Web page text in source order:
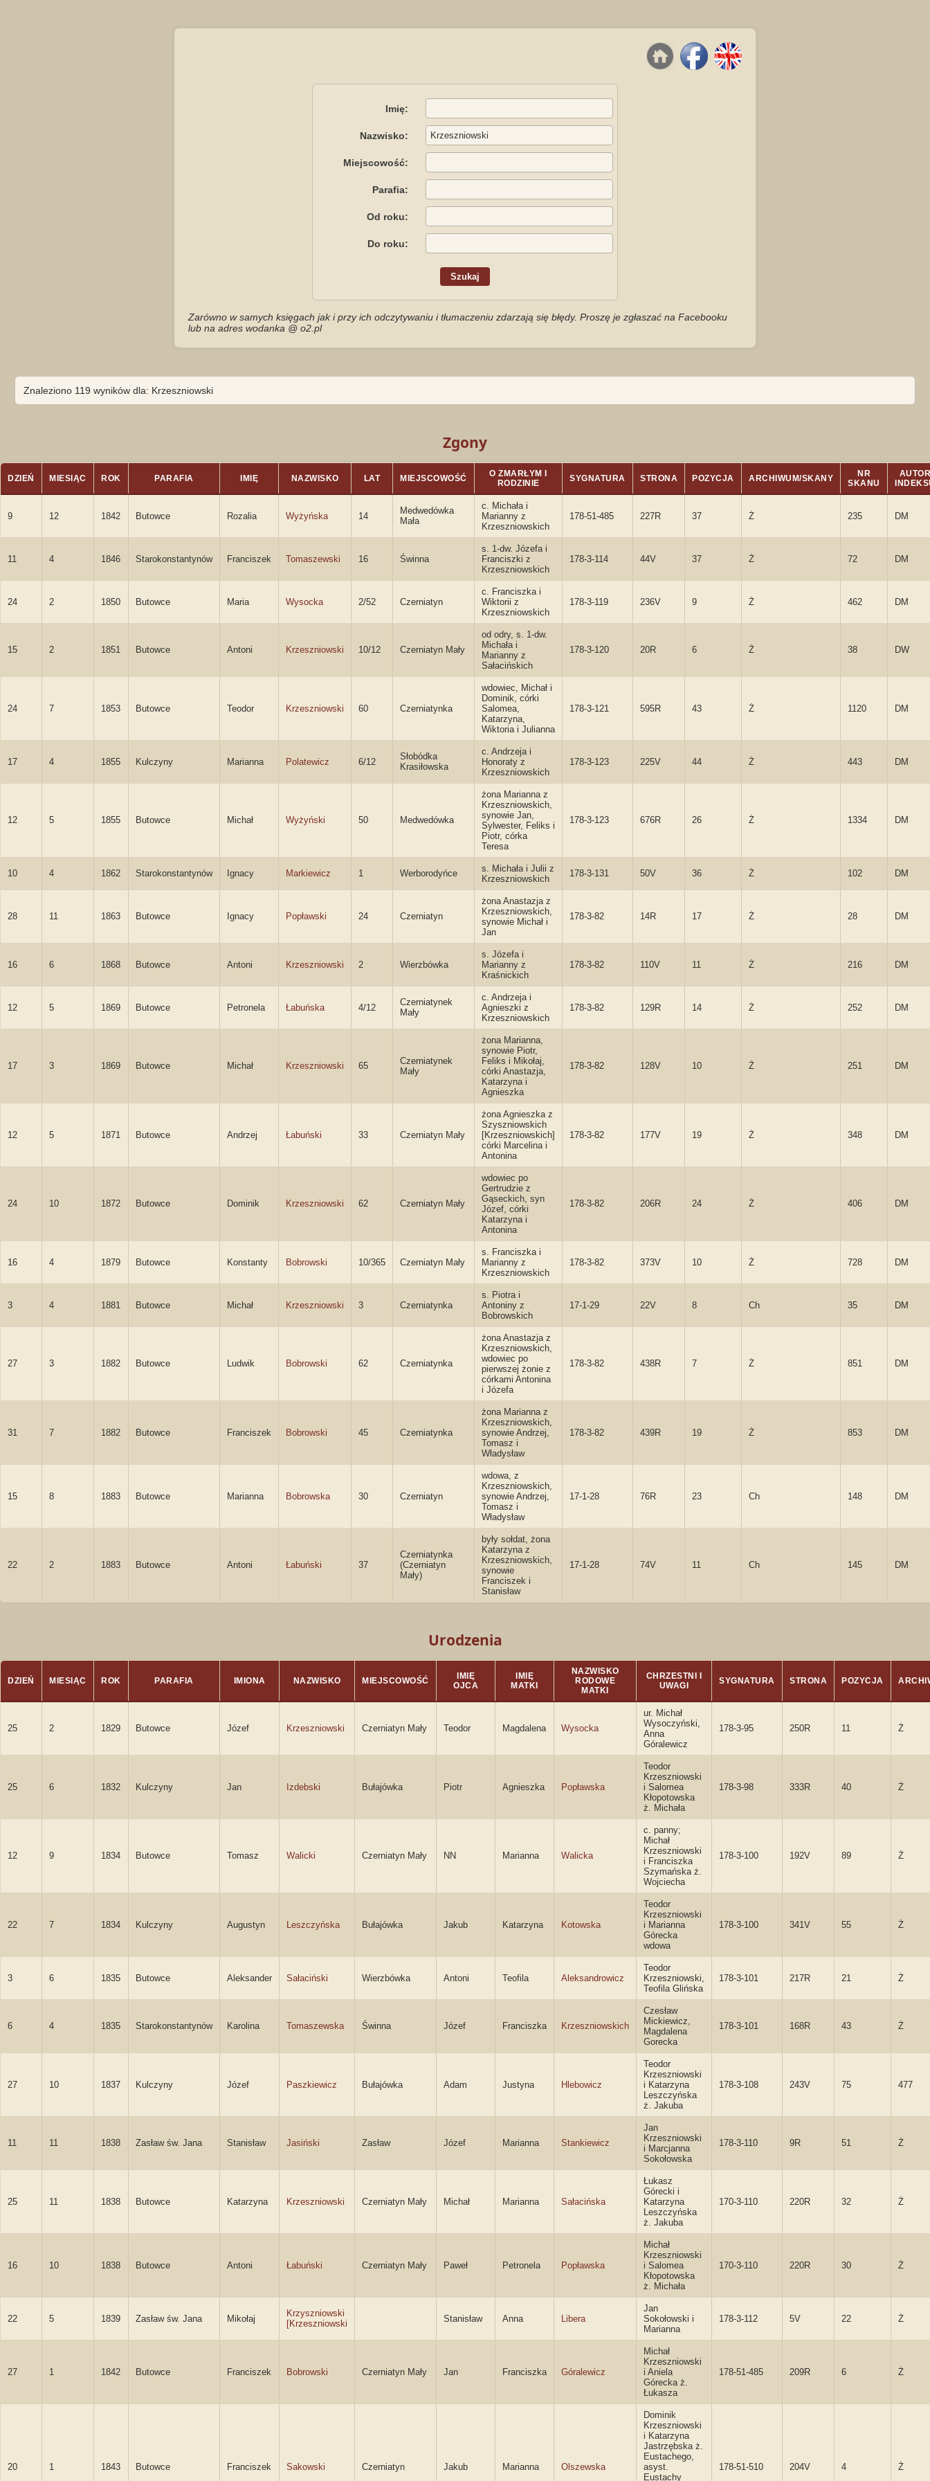
Imię:
Nazwisko:
Miejscowość:
Parafia:
Od roku:
Do roku:
Zarówno w samych księgach jak i przy ich odczytywaniu i tłumaczeniu zdarzają się błędy. Proszę je zgłaszać na Facebooku
lub na adres wodanka @ o2.pl
Znaleziono 119 wyników dla: Krzeszniowski
Zgony
DZIEŃ MIESIĄC ROK PARAFIA IMIĘ NAZWISKO LAT MIEJSCOWOŚĆ
O ZMARŁYM I
RODZINIE
SYGNATURA STRONA POZYCJA ARCHIWUM/SKANY
NR
SKANU
9 12 1842 Butowce Rozalia Wyżyńska 14
Medwedówka
Mała
c. Michała i
Marianny z
Krzeszniowskich
178-51-485 227R 37 Ż 235 DM
11 4 1846 Starokonstantynów Franciszek Tomaszewski 16 Świnna
s. 1-dw. Józefa i
Franciszki z
Krzeszniowskich
178-3-114 44V 37 Ż 72 DM
24 2 1850 Butowce Maria Wysocka 2/52 Czerniatyn
c. Franciszka i
Wiktorii z
Krzeszniowskich
178-3-119 236V 9 Ż 462 DM
15 2 1851 Butowce Antoni Krzeszniowski 10/12 Czerniatyn Mały
od odry, s. 1-dw.
Michała i
Marianny z
Sałacińskich
178-3-120 20R 6 Ż 38 DW
24 7 1853 Butowce Teodor Krzeszniowski 60 Czerniatynka
wdowiec, Michał i
Dominik, córki
Salomea,
Katarzyna,
Wiktoria i Julianna
178-3-121 595R 43 Ż 1120 DM
17 4 1855 Kulczyny Marianna Polatewicz 6/12
Słobódka
Krasiłowska
c. Andrzeja i
Honoraty z
Krzeszniowskich
178-3-123 225V 44 Ż 443 DM
12 5 1855 Butowce Michał Wyżyński 50 Medwedówka
żona Marianna z
Krzeszniowskich,
synowie Jan,
Sylwester, Feliks i
Piotr, córka
Teresa
178-3-123 676R 26 Ż 1334 DM
10 4 1862 Starokonstantynów Ignacy Markiewicz 1 Werborodyńce
s. Michała i Julii z
Krzeszniowskich
178-3-131 50V 36 Ż 102 DM
28 11 1863 Butowce Ignacy Popławski 24 Czerniatyn
żona Anastazja z
Krzeszniowskich,
synowie Michał i
Jan
178-3-82 14R 17 Ż 28 DM
16 6 1868 Butowce Antoni Krzeszniowski 2 Wierzbówka
s. Józefa i
Marianny z
Kraśnickich
178-3-82 110V 11 Ż 216 DM
12 5 1869 Butowce Petronela Łabuńska 4/12
Czerniatynek
Mały
c. Andrzeja i
Agnieszki z
Krzeszniowskich
178-3-82 129R 14 Ż 252 DM
17 3 1869 Butowce Michał Krzeszniowski 65
Czerniatynek
Mały
żona Marianna,
synowie Piotr,
Feliks i Mikołaj,
córki Anastazja,
Katarzyna i
Agnieszka
178-3-82 128V 10 Ż 251 DM
12 5 1871 Butowce Andrzej Łabuński 33 Czerniatyn Mały
żona Agnieszka z
Szyszniowskich
[Krzeszniowskich]
córki Marcelina i
Antonina
178-3-82 177V 19 Ż 348 DM
24 10 1872 Butowce Dominik Krzeszniowski 62 Czerniatyn Mały
wdowiec po
Gertrudzie z
Gąseckich, syn
Józef, córki
Katarzyna i
Antonina
178-3-82 206R 24 Ż 406 DM
16 4 1879 Butowce Konstanty Bobrowski 10/365 Czerniatyn Mały
s. Franciszka i
Marianny z
Krzeszniowskich
178-3-82 373V 10 Ż 728 DM
3 4 1881 Butowce Michał Krzeszniowski 3 Czerniatynka
s. Piotra i
Antoniny z
Bobrowskich
17-1-29 22V 8 Ch 35 DM
27 3 1882 Butowce Ludwik Bobrowski 62 Czerniatynka
żona Anastazja z
Krzeszniowskich,
wdowiec po
pierwszej żonie z
córkami Antonina
i Józefa
178-3-82 438R 7 Ż 851 DM
31 7 1882 Butowce Franciszek Bobrowski 45 Czerniatynka
żona Marianna z
Krzeszniowskich,
synowie Andrzej,
Tomasz i
Władysław
178-3-82 439R 19 Ż 853 DM
15 8 1883 Butowce Marianna Bobrowska 30 Czerniatyn
wdowa, z
Krzeszniowskich,
synowie Andrzej,
Tomasz i
Władysław
17-1-28 76R 23 Ch 148 DM
22 2 1883 Butowce Antoni Łabuński 37
Czerniatynka
(Czerniatyn
Mały)
były sołdat, żona
Katarzyna z
Krzeszniowskich,
synowie
Franciszek i
Stanisław
17-1-28 74V 11 Ch 145 DM
Urodzenia
DZIEŃ MIESIĄC ROK PARAFIA IMIONA NAZWISKO MIEJSCOWOŚĆ
IMIĘ
OJCA
IMIĘ
MATKI
NAZWISKO
RODOWE
MATKI
CHRZESTNI I
UWAGI
SYGNATURA STRONA POZYCJA
25 2 1829 Butowce Józef Krzeszniowski Czerniatyn Mały Teodor Magdalena Wysocka
ur. Michał
Wysoczyński,
Anna
Góralewicz
178-3-95 250R 11 Ż
25 6 1832 Kulczyny Jan Izdebski Bułajówka Piotr Agnieszka Popławska
Teodor
Krzeszniowski
i Salomea
Kłopotowska
ż. Michała
178-3-98 333R 40 Ż
12 9 1834 Butowce Tomasz Walicki Czerniatyn Mały NN Marianna Walicka
c. panny;
Michał
Krzeszniowski
i Franciszka
Szymańska ż.
Wojciecha
178-3-100 192V 89 Ż
22 7 1834 Kulczyny Augustyn Leszczyńska Bułajówka Jakub Katarzyna Kotowska
Teodor
Krzeszniowski
i Marianna
Górecka
wdowa
178-3-100 341V 55 Ż
3 6 1835 Butowce Aleksander Sałaciński Wierzbówka Antoni Teofila Aleksandrowicz
Teodor
Krzeszniowski,
Teofila Glińska
178-3-101 217R 21 Ż
6 4 1835 Starokonstantynów Karolina Tomaszewska Świnna Józef Franciszka Krzeszniowskich
Czesław
Mickiewicz,
Magdalena
Gorecka
178-3-101 168R 43 Ż
27 10 1837 Kulczyny Józef Paszkiewicz Bułajówka Adam Justyna Hlebowicz
Teodor
Krzeszniowski
i Katarzyna
Leszczyńska
ż. Jakuba
178-3-108 243V 75 477
11 11 1838 Zasław św. Jana Stanisław Jasiński Zasław Józef Marianna Stankiewicz
Jan
Krzeszniowski
i Marcjanna
Sokołowska
178-3-110 9R 51 Ż
25 11 1838 Butowce Katarzyna Krzeszniowski Czerniatyn Mały Michał Marianna Sałacińska
Łukasz
Górecki i
Katarzyna
Leszczyńska
ż. Jakuba
170-3-110 220R 32 Ż
16 10 1838 Butowce Antoni Łabuński Czerniatyn Mały Paweł Petronela Popławska
Michał
Krzeszniowski
i Salomea
Kłopotowska
ż. Michała
170-3-110 220R 30 Ż
22 5 1839 Zasław św. Jana Mikołaj
Krzyszniowski
[Krzeszniowski
Stanisław Anna Libera
Jan
Sokołowski i
Marianna
178-3-112 5V 22 Ż
27 1 1842 Butowce Franciszek Bobrowski Czerniatyn Mały Jan Franciszka Góralewicz
Michał
Krzeszniowski
i Aniela
Górecka ż.
Łukasza
178-51-485 209R 6 Ż
20 1 1843 Butowce Franciszek Sakowski Czerniatyn Jakub Marianna Olszewska
Dominik
Krzeszniowski
i Katarzyna
Jastrzębska ż.
Eustachego,
asyst.
Eustachy
178-51-510 204V 4 Ż